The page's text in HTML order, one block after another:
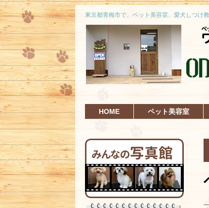
東京都青梅市で、ペット美容室、愛犬しつけ
HOME ペット美容室